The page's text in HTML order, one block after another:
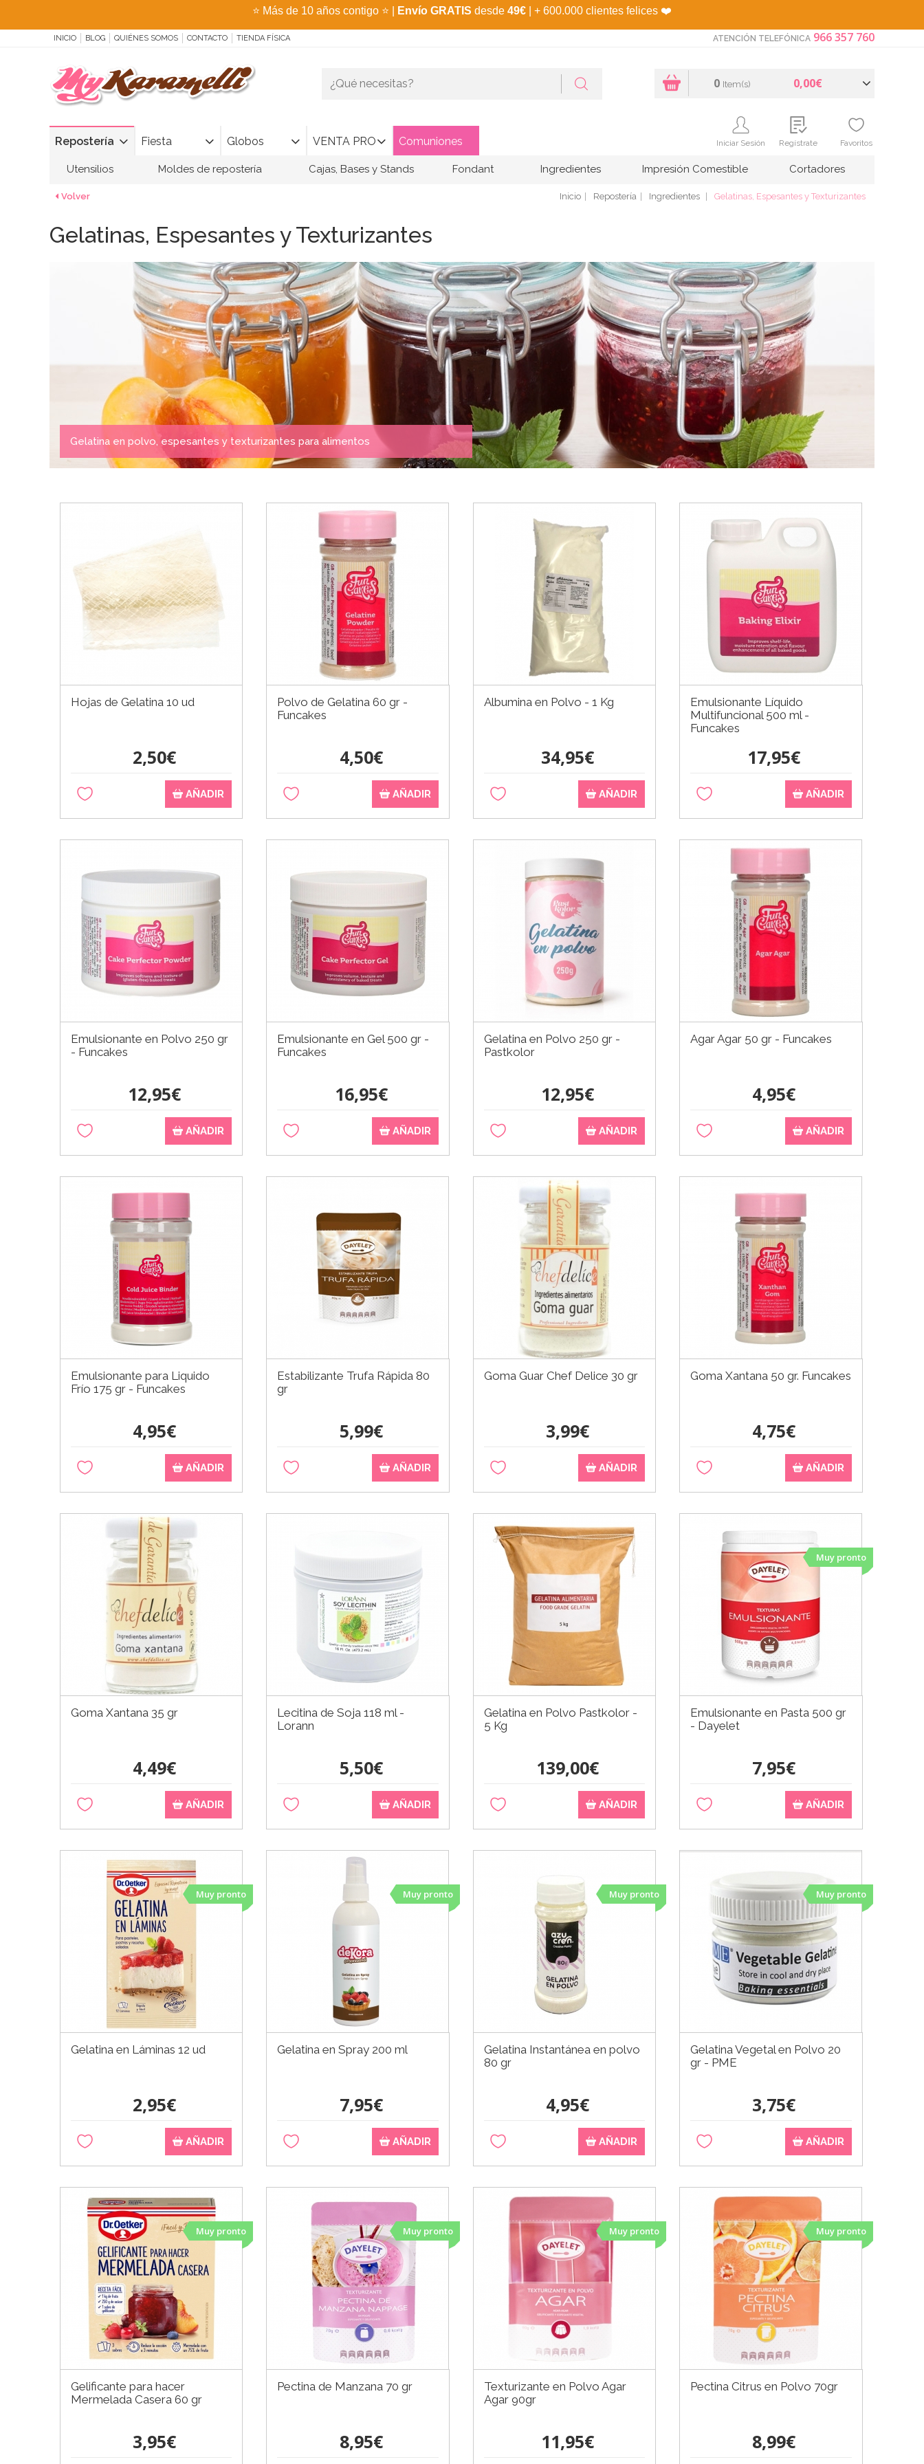
⭐ Más de 10 años contigo ⭐ Envío GRATIS desde 49€ | + 600.000 clientes felices ❤️
INICIO BLOG QUIÉNES SOMOS CONTACTO TIENDA FÍSICA ATENCIÓN TELEFÓNICA 966 357 760
Repostería Fiesta Globos VENTA PRO Comuniones
0 Item(s) 0,00€
Iniciar Sesión Regístrate Favoritos
Utensilios Moldes de repostería Cajas, Bases y Stands Fondant Ingredientes Impresión Comestible Cortadores
Volver Inicio Repostería Ingredientes Gelatinas, Espesantes y Texturizantes
Gelatinas, Espesantes y Texturizantes
Gelatina en polvo, espesantes y texturizantes para alimentos
Hojas de Gelatina 10 ud
2,50€
AÑADIR
Polvo de Gelatina 60 gr -
Funcakes
4,50€
AÑADIR
Albumina en Polvo - 1 Kg
34,95€
AÑADIR
Emulsionante Líquido
Multifuncional 500 ml -
Funcakes
17,95€
AÑADIR
Emulsionante en Polvo 250 gr
- Funcakes
12,95€
AÑADIR
Emulsionante en Gel 500 gr -
Funcakes
16,95€
AÑADIR
Gelatina en Polvo 250 gr -
Pastkolor
12,95€
AÑADIR
Agar Agar 50 gr - Funcakes
4,95€
AÑADIR
Emulsionante para Liquido
Frío 175 gr - Funcakes
4,95€
AÑADIR
Estabilizante Trufa Rápida 80
gr
5,99€
AÑADIR
Goma Guar Chef Delice 30 gr
3,99€
AÑADIR
Goma Xantana 50 gr. Funcakes
4,75€
AÑADIR
Goma Xantana 35 gr
4,49€
AÑADIR
Lecitina de Soja 118 ml -
Lorann
5,50€
AÑADIR
Gelatina en Polvo Pastkolor -
5 Kg
139,00€
AÑADIR
Muy pronto
Emulsionante en Pasta 500 gr
- Dayelet
7,95€
AÑADIR
Muy pronto
Gelatina en Láminas 12 ud
2,95€
AÑADIR
Muy pronto
Gelatina en Spray 200 ml
7,95€
AÑADIR
Muy pronto
Gelatina Instantánea en polvo
80 gr
4,95€
AÑADIR
Muy pronto
Gelatina Vegetal en Polvo 20
gr - PME
3,75€
AÑADIR
Muy pronto
Gelificante para hacer
Mermelada Casera 60 gr
3,95€
Muy pronto
Pectina de Manzana 70 gr
8,95€
Muy pronto
Texturizante en Polvo Agar
Agar 90gr
11,95€
Muy pronto
Pectina Citrus en Polvo 70gr
8,99€